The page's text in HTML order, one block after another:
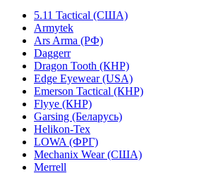
5.11 Tactical (США)
Armytek
Ars Arma (РФ)
Daggerr
Dragon Tooth (КНР)
Edge Eyewear (USA)
Emerson Tactical (КНР)
Flyye (КНР)
Garsing (Беларусь)
Helikon-Tex
LOWA (ФРГ)
Mechanix Wear (США)
Merrell